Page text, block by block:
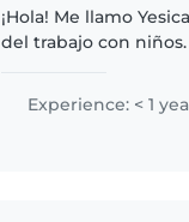
¡Hola! Me llamo
del trabajo con
persona responsable,..
Experience: < 1